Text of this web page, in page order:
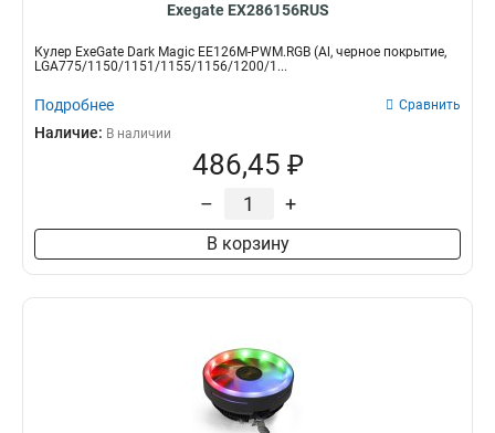
Exegate EX286156RUS
Кулер ExeGate Dark Magic EE126M-PWM.RGB (Al, черное покрытие,
LGA775/1150/1151/1155/1156/1200/1...
Подробнее Сравнить
Наличие: В наличии
486,45 ₽
– +
В корзину